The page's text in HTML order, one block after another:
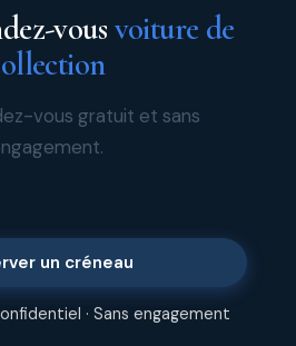
vous voiture de
vous gratuit et sans
un créneau
· Sans engagement